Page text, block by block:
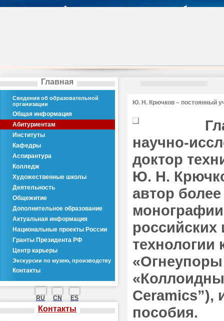
Главная
Сведения об образовательной
организации
Общая информация
Абитуриентам
Институты
Кафедры
Аспирантура
Колледж
Художественные школы
Деятельность
Общежитие
Дополнительное образование
Актуальная информация
Национальные проекты России
Гранты Президента РФ
Центр карьеры
Экскурсии по музею, производству
Контакты
RU CN ES
Контакты
Ю. Н. Крючков – постоянный
научно-
доктор
Ю. Н.
автор
технологии
«Огнеупоры
Ceramics”),
пособия.